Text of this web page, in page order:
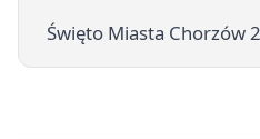
Święto Miasta Chorzów